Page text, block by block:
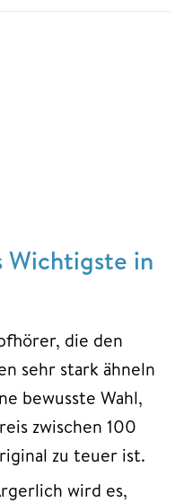
Wichtigste in
die den
sehr stark ähneln
bewusste Wahl,
zwischen 100
zu teuer ist.
wird es,